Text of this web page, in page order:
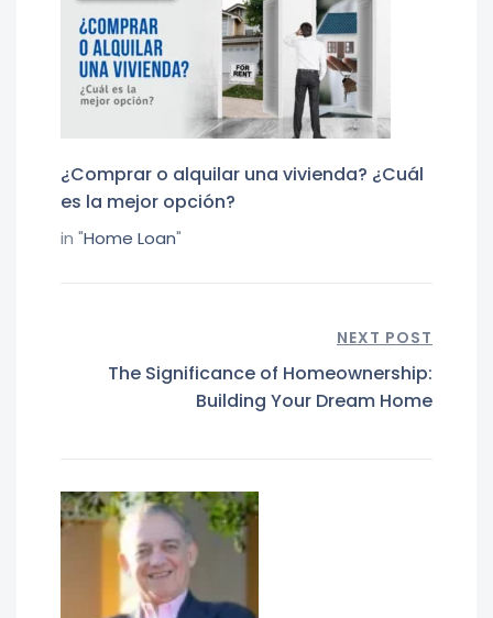
¿Comprar o alquilar una vivienda? ¿Cuál
es la mejor opción?
in "Home Loan"
NEXT POST
The Significance of Homeownership:
Building Your Dream Home